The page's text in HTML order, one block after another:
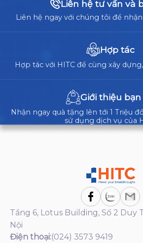
DOANH
NGHIỆP?
lõi,
doanh
nghiệp
nhắc
giữa
Liên hệ tư vấn và
Liên hệ ngay với chúng tôi để
Hợp tác
Hợp tác với HITC để cùng xây
Giới thiệu
Nhận ngay quà tặng lên tới 1 Triệu
sử dụng dịch vụ của
Tầng 6, Lotus Building, Số 2 Duy
Nội
Điện thoại:(024) 3573 9419